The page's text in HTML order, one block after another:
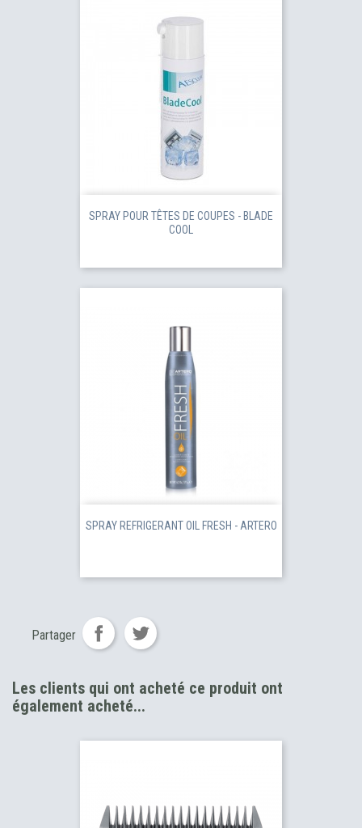
SPRAY POUR TÊTES DE COUPES - BLADE
COOL
SPRAY REFRIGERANT OIL FRESH - ARTERO
Partager
Les clients qui ont acheté ce produit ont
également acheté...